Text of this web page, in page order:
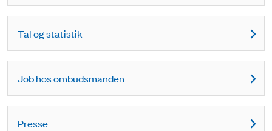
Tal og statistik
Job hos ombudsmanden
Presse